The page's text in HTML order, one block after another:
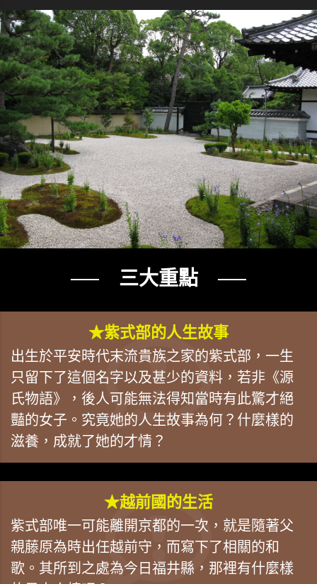
── 三大重點 ──
★紫式部的人生故事
出生於平安時代末流貴族之家的紫式部，一生
只留下了這個名字以及甚少的資料，若非《源
氏物語》，後人可能無法得知當時有此驚才絕
豔的女子。究竟她的人生故事為何？什麼樣的
滋養，成就了她的才情？
★越前國的生活
紫式部唯一可能離開京都的一次，就是隨著父
親藤原為時出任越前守，而寫下了相關的和
歌。其所到之處為今日福井縣，那裡有什麼樣